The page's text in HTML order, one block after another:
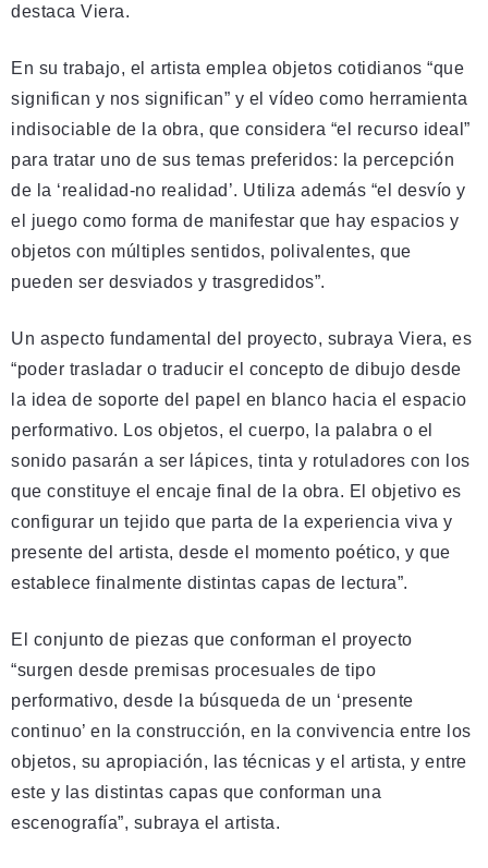
destaca Viera.
En su trabajo, el artista emplea objetos cotidianos “que
significan y nos significan” y el vídeo como herramienta
indisociable de la obra, que considera “el recurso ideal”
para tratar uno de sus temas preferidos: la percepción
de la ‘realidad-no realidad’. Utiliza además “el desvío y
el juego como forma de manifestar que hay espacios y
objetos con múltiples sentidos, polivalentes, que
pueden ser desviados y trasgredidos”.
Un aspecto fundamental del proyecto, subraya Viera, es
“poder trasladar o traducir el concepto de dibujo desde
la idea de soporte del papel en blanco hacia el espacio
performativo. Los objetos, el cuerpo, la palabra o el
sonido pasarán a ser lápices, tinta y rotuladores con los
que constituye el encaje final de la obra. El objetivo es
configurar un tejido que parta de la experiencia viva y
presente del artista, desde el momento poético, y que
establece finalmente distintas capas de lectura”.
El conjunto de piezas que conforman el proyecto
“surgen desde premisas procesuales de tipo
performativo, desde la búsqueda de un ‘presente
continuo’ en la construcción, en la convivencia entre los
objetos, su apropiación, las técnicas y el artista, y entre
este y las distintas capas que conforman una
escenografía”, subraya el artista.